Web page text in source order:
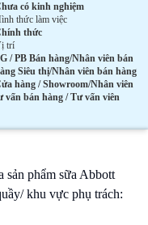
có kinh nghiệm
thức làm việc
thức
trí
/ PB Bán hàng/Nhân viên bán
Siêu thị/Nhân viên bán hàng
hàng / Showroom/Nhân viên
vấn bán hàng / Tư vấn viên
sản phẩm sữa Abbott
khu vực phụ trách: